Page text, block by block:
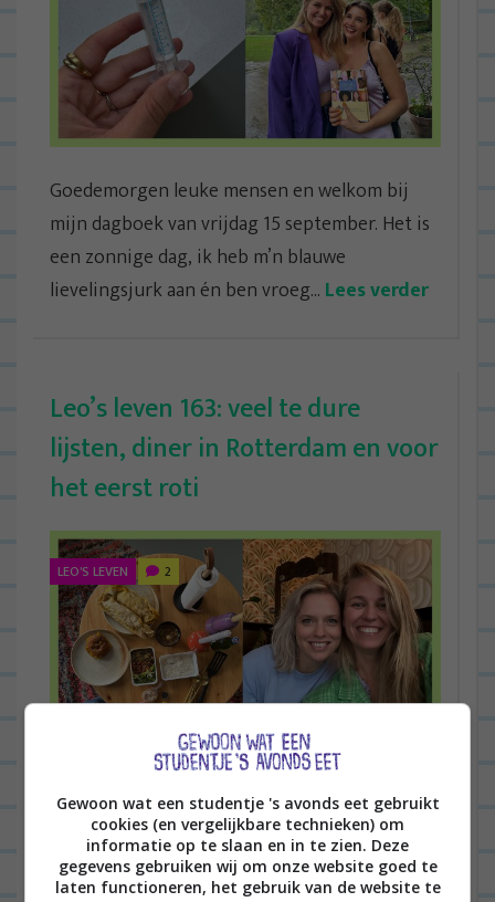
Goedemorgen leuke mensen en welkom bij
mijn dagboek van vrijdag 15 september. Het is
een zonnige dag, ik heb m’n blauwe
lievelingsjurk aan én ben vroeg... Lees verder
Leo’s leven 163: veel te dure
lijsten, diner in Rotterdam en voor
het eerst roti
LEO'S LEVEN 2
Goedemorgen leuke mensen en welkom bij
mijn dagboek van vrijdag 4 augustus. Eerder
deze week publiceerde ik m’n eerste dagboek
Gewoon wat een studentje 's avonds eet gebruikt
cookies (en vergelijkbare technieken) om
informatie op te slaan en in te zien. Deze
gegevens gebruiken wij om onze website goed te
laten functioneren, het gebruik van de website te